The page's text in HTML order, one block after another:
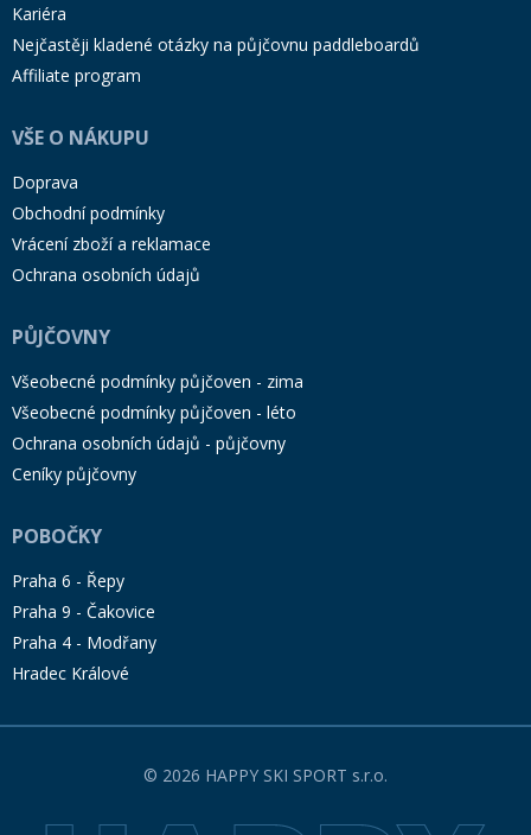
Kariéra
Nejčastěji kladené otázky na půjčovnu paddleboardů
Affiliate program
VŠE O NÁKUPU
Doprava
Obchodní podmínky
Vrácení zboží a reklamace
Ochrana osobních údajů
PŮJČOVNY
Všeobecné podmínky půjčoven - zima
Všeobecné podmínky půjčoven - léto
Ochrana osobních údajů - půjčovny
Ceníky půjčovny
POBOČKY
Praha 6 - Řepy
Praha 9 - Čakovice
Praha 4 - Modřany
Hradec Králové
© 2026 HAPPY SKI SPORT s.r.o.